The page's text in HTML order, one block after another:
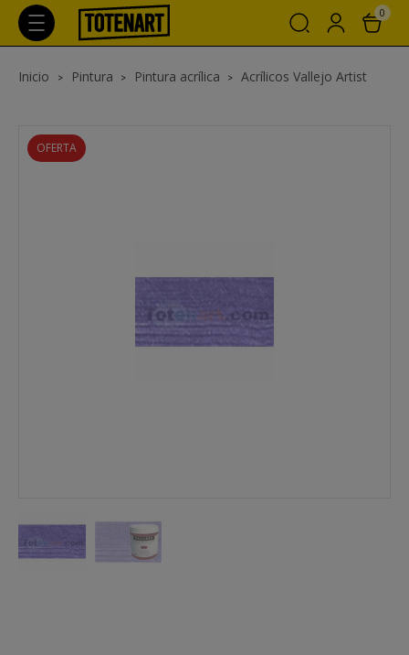
0
Inicio Pintura Pintura acrílica Acrílicos Vallejo Artist
OFERTA